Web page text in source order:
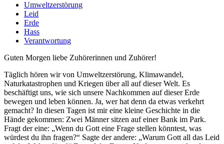
Umweltzerstörung
Leid
Erde
Hass
Verantwortung
Guten Morgen liebe Zuhörerinnen und Zuhörer!
Täglich hören wir von Umweltzerstörung, Klimawandel,
Naturkatastrophen und Kriegen über all auf dieser Welt. Es
beschäftigt uns, wie sich unsere Nachkommen auf dieser Erde
bewegen und leben können. Ja, wer hat denn da etwas verkehrt
gemacht? In diesen Tagen ist mir eine kleine Geschichte in die
Hände gekommen: Zwei Männer sitzen auf einer Bank im Park.
Fragt der eine: „Wenn du Gott eine Frage stellen könntest, was
würdest du ihn fragen?“ Sagte der andere: „Warum Gott all das Leid